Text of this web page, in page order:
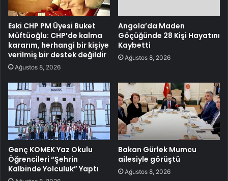
Eski CHP PM Üyesi Buket
Müftüoğlu: CHP’de kalma
kararım, herhangi bir kişiye
verilmiş bir destek değildir
Ağustos 8, 2026
Angola’da Maden
Göçüğünde 28 Kişi Hayatını
Kaybetti
Ağustos 8, 2026
Genç KOMEK Yaz Okulu
Öğrencileri “Şehrin
Kalbinde Yolculuk” Yaptı
Bakan Gürlek Mumcu
ailesiyle görüştü
Ağustos 8, 2026